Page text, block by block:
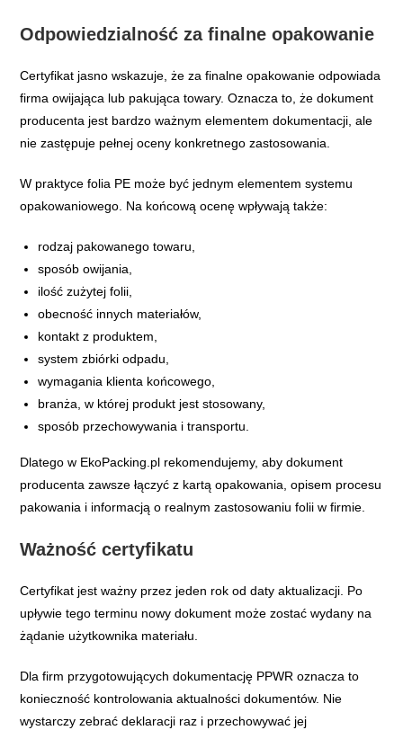
Odpowiedzialność za finalne opakowanie
Certyfikat jasno wskazuje, że za finalne opakowanie odpowiada
firma owijająca lub pakująca towary. Oznacza to, że dokument
producenta jest bardzo ważnym elementem dokumentacji, ale
nie zastępuje pełnej oceny konkretnego zastosowania.
W praktyce folia PE może być jednym elementem systemu
opakowaniowego. Na końcową ocenę wpływają także:
rodzaj pakowanego towaru,
sposób owijania,
ilość zużytej folii,
obecność innych materiałów,
kontakt z produktem,
system zbiórki odpadu,
wymagania klienta końcowego,
branża, w której produkt jest stosowany,
sposób przechowywania i transportu.
Dlatego w EkoPacking.pl rekomendujemy, aby dokument
producenta zawsze łączyć z kartą opakowania, opisem procesu
pakowania i informacją o realnym zastosowaniu folii w firmie.
Ważność certyfikatu
Certyfikat jest ważny przez jeden rok od daty aktualizacji. Po
upływie tego terminu nowy dokument może zostać wydany na
żądanie użytkownika materiału.
Dla firm przygotowujących dokumentację PPWR oznacza to
konieczność kontrolowania aktualności dokumentów. Nie
wystarczy zebrać deklaracji raz i przechowywać jej